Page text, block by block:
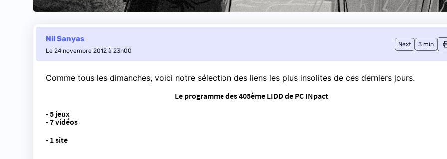
Nil Sanyas
Le 24 novembre 2012 à 23h00
Next 3 min
Comme tous les dimanches, voici notre sélection des liens les plus insolites de ces derniers jours.
Le programme des 405ème LIDD de PC INpact
- 5 jeux
- 7 vidéos
- 1 site